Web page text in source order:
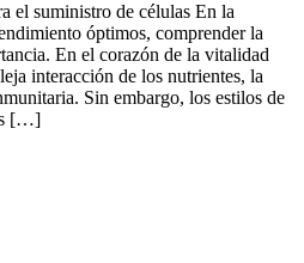
el suministro de células En la
óptimos, comprender la
En el corazón de la vitalidad
interacción de los nutrientes, la
Sin embargo, los estilos de
[…]